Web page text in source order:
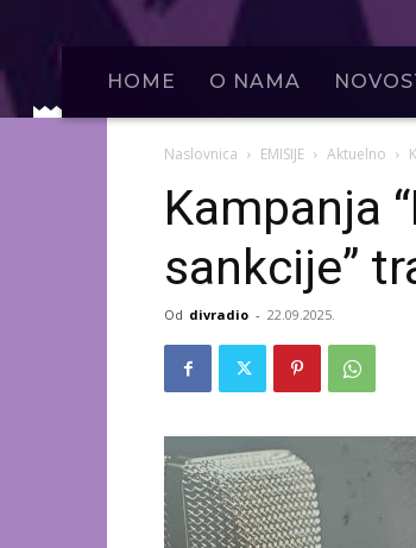
HOME O NAMA
Naslovnica EMISIJE Aktuelno
Kampanja
sankcije”
Od divradio - 22.09.2025.